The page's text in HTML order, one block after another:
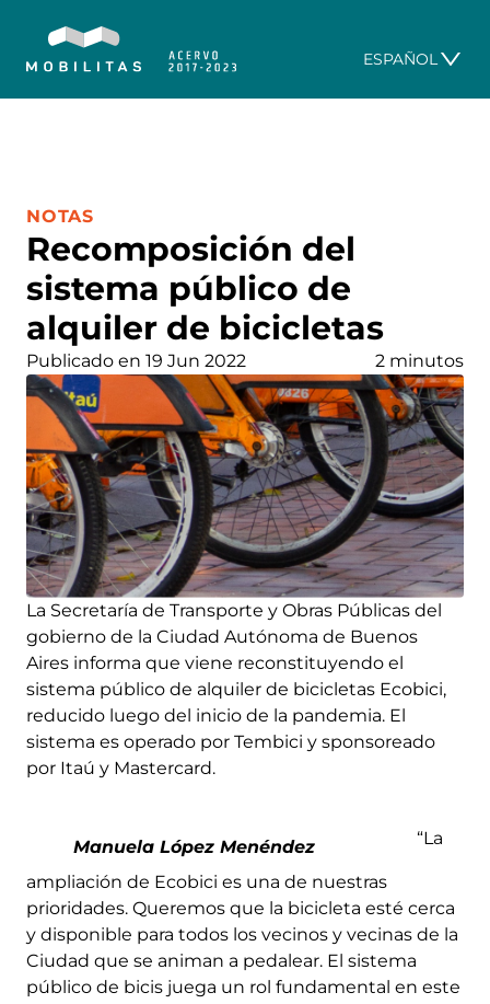
ESPAÑOL
Recomposición del
sistema público de
alquiler de bicicletas
CATEGORÍA:
NOTAS
Publicado en 19 Jun 2022 2 minutos
La Secretaría de Transporte y Obras Públicas del
gobierno de la Ciudad Autónoma de Buenos
Aires informa que viene reconstituyendo el
sistema público de alquiler de bicicletas Ecobici,
reducido luego del inicio de la pandemia. El
sistema es operado por Tembici y sponsoreado
por Itaú y Mastercard.
Manuela López Menéndez “La
ampliación de Ecobici es una de nuestras
prioridades. Queremos que la bicicleta esté cerca
y disponible para todos los vecinos y vecinas de la
Ciudad que se animan a pedalear. El sistema
público de bicis juega un rol fundamental en este